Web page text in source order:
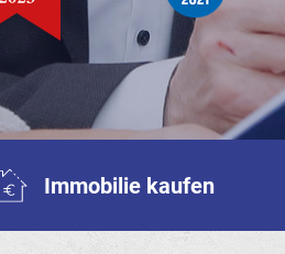
Immobilie kaufen